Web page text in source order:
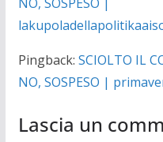
Pingback: SCIOLTO IL
NO, SOSPESO |
Lascia un